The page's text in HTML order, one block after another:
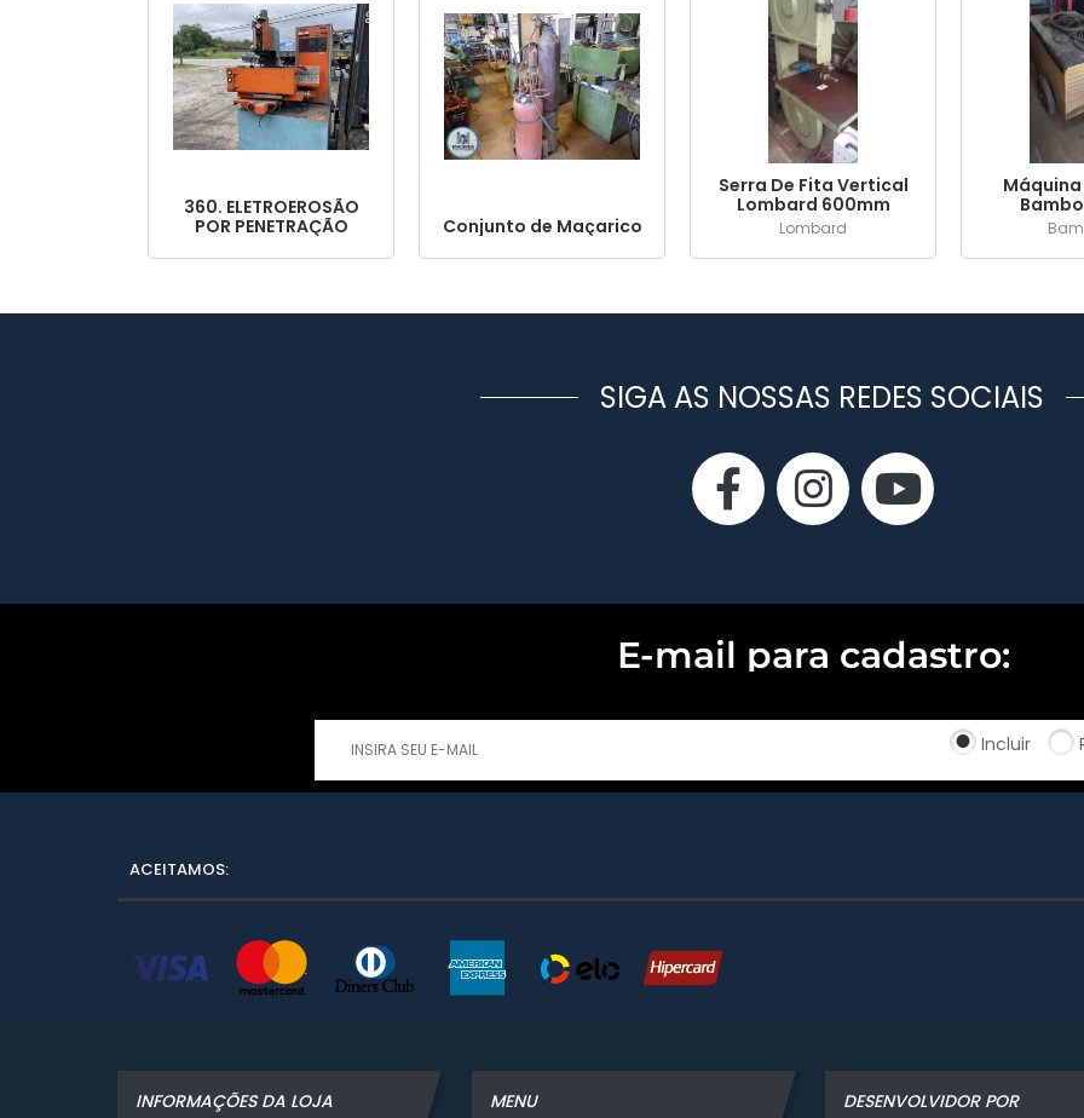
360. ELETROEROSÃO
POR PENETRAÇÃO
INDUSTRIAL PARA
Conjunto de Maçarico
Serra De Fita Vertical
Lombard 600mm
Lombard
SIGA AS NOSSAS REDES SOCIAIS
E-mail para cadastro:
Incluir
ACEITAMOS:
INFORMAÇÕES DA LOJA MENU DESENVOLVIDOR POR